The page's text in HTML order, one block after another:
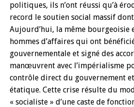
politiques, ils n’ont réussi qu’à
record le soutien social massif
Aujourd’hui, la même bourgeoisie
hommes d’affaires qui ont
gouvernementale et signé des
manœuvrent avec l’impérialisme
contrôle direct du gouvernement
étatique. Cette crise résulte du
« socialiste » d’une caste de